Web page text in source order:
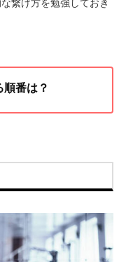
繋げ方を勉強しておき
番は？